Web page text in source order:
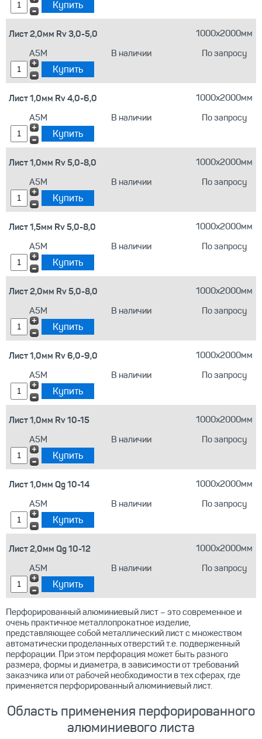
Лист 2,0мм Rv 3,0-5,0
1000х2000мм
А5М
В наличии По запросу
Лист 1,0мм Rv 4,0-6,0
1000х2000мм
А5М
В наличии По запросу
Лист 1,0мм Rv 5,0-8,0
1000х2000мм
А5М
В наличии По запросу
Лист 1,5мм Rv 5,0-8,0
1000х2000мм
А5М
В наличии По запросу
Лист 2,0мм Rv 5,0-8,0
1000х2000мм
А5М
В наличии По запросу
Лист 1,0мм Rv 6,0-9,0
1000х2000мм
А5М
В наличии По запросу
Лист 1,0мм Rv 10-15
1000х2000мм
А5М
В наличии По запросу
Лист 1,0мм Qg 10-14
1000х2000мм
А5М
В наличии По запросу
Лист 2,0мм Qg 10-12
1000х2000мм
А5М
В наличии По запросу
Перфорированный алюминиевый лист – это современное и
очень практичное металлопрокатное изделие,
представляющее собой металлический лист с множеством
автоматически проделанных отверстий т.е. подверженный
перфорации. При этом перфорация может быть разного
размера, формы и диаметра, в зависимости от требований
заказчика или от рабочей необходимости в тех сферах, где
применяется перфорированный алюминиевый лист.
Область применения перфорированного
алюминиевого листа